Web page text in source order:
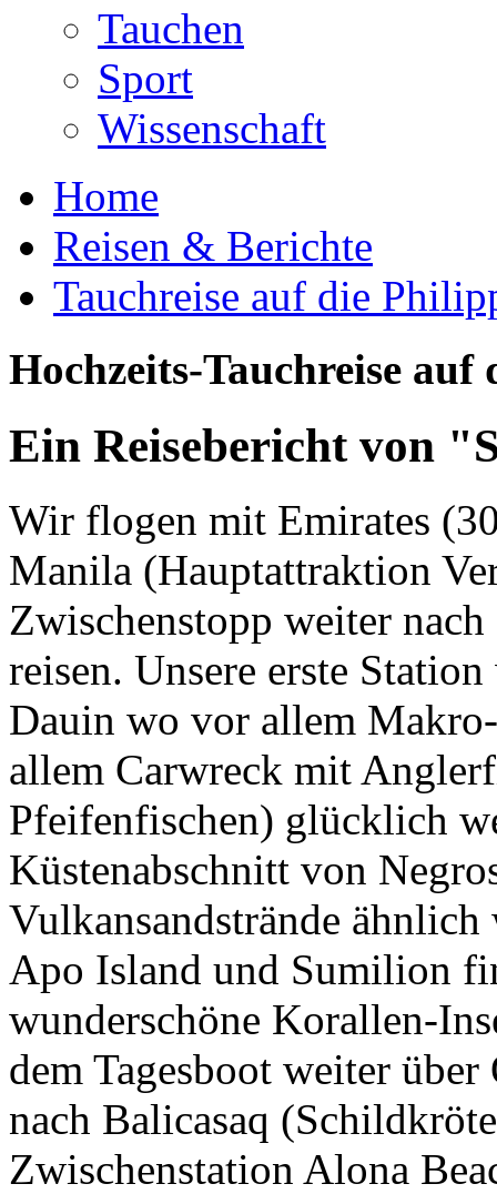
Tauchen
Sport
Wissenschaft
Home
Reisen & Berichte
Tauchreise auf die
Hochzeits-Tauchreise
Ein Reisebericht von
Wir flogen mit Emirates
Manila (Hauptattraktion
Zwischenstopp weiter
reisen. Unsere erste
Dauin wo vor allem
allem Carwreck mit
Pfeifenfischen) glücklich
Küstenabschnitt von
Vulkansandstrände
Apo Island und Sumilion
wunderschöne Korallen-
dem Tagesboot weiter
nach Balicasaq
Zwischenstation Alona